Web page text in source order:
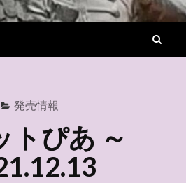
発売情報
トぴあ ～